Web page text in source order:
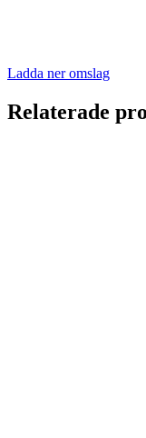
Ladda ner omslag
Relaterade